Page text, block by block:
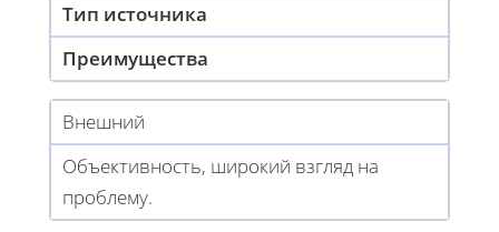
Тип источника
Преимущества
Внешний
Объективность, широкий взгляд на
проблему.